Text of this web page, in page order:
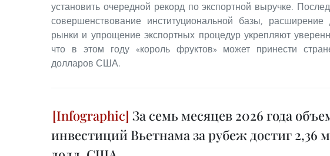
установить очередной рекорд по экспортной выручке.
совершенствование институциональной базы, расширение
рынки и упрощение экспортных процедур укрепляют
что в этом году «король фруктов» может принести
долларов США.
За семь месяцев 2026 года
инвестиций Вьетнама за рубеж достиг 2,36